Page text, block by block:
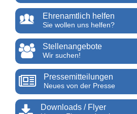
Ehrenamtlich helfen
Sie wollen uns helfen?
Stellenangebote
Wir suchen!
Pressemitteilungen
Neues von der Presse
Downloads / Flyer